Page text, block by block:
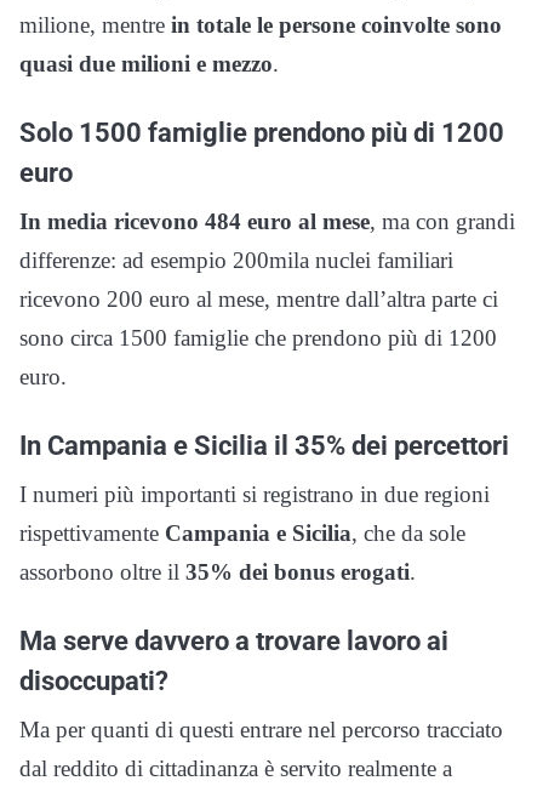
milione, mentre in totale le persone coinvolte sono
quasi due milioni e mezzo.
Solo 1500 famiglie prendono più di 1200
euro
In media ricevono 484 euro al mese, ma con grandi
differenze: ad esempio 200mila nuclei familiari
ricevono 200 euro al mese, mentre dall’altra parte ci
sono circa 1500 famiglie che prendono più di 1200
euro.
In Campania e Sicilia il 35% dei percettori
I numeri più importanti si registrano in due regioni
rispettivamente Campania e Sicilia, che da sole
assorbono oltre il 35% dei bonus erogati.
Ma serve davvero a trovare lavoro ai
disoccupati?
Ma per quanti di questi entrare nel percorso tracciato
dal reddito di cittadinanza è servito realmente a